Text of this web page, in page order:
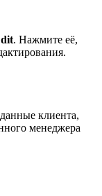
. Нажмите её,
клиента,
менеджера